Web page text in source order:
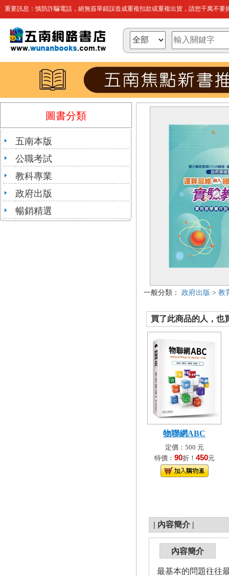
重要訊息：慎防詐騙電話，絕無簽單錯誤造成重複扣款或重複出貨，請您千萬不要
圖書分類
五南本版
公職考試
教科專業
政府出版
暢銷精選
一般分類： 政府出版 > 教
買了此商品的人，也
物聯網ABC
定價：500 元
特價： 90折！ 450元
| 內容簡介 |
內容簡介
最基本的問題往往